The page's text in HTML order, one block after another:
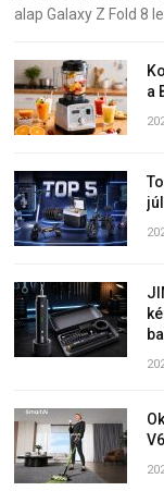
alap Galaxy Z Fold 8
a